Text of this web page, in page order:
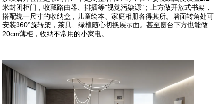
米封闭柜门，收藏路由器、排插等"视觉污染源"；上方做开放式书架，
搭配统一尺寸的收纳盒，儿童绘本、家庭相册各得其所。墙面转角处可
安装360°旋转架，茶具、绿植随心切换展示面。甚至窗台下方也能做
20cm薄柜，收纳不常用的小家电。